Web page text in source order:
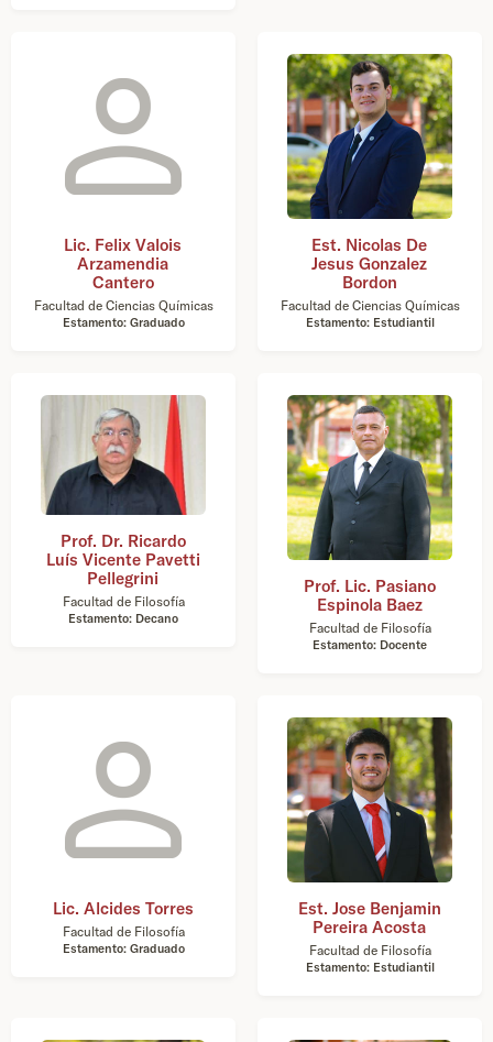
Lic. Felix Valois
Arzamendia
Cantero
Facultad de Ciencias Químicas
Estamento: Graduado
Est. Nicolas De
Jesus Gonzalez
Bordon
Facultad de Ciencias Químicas
Estamento: Estudiantil
Prof. Dr. Ricardo
Luís Vicente Pavetti
Pellegrini
Facultad de Filosofía
Estamento: Decano
Prof. Lic. Pasiano
Espinola Baez
Facultad de Filosofía
Estamento: Docente
Lic. Alcides Torres
Facultad de Filosofía
Estamento: Graduado
Est. Jose Benjamin
Pereira Acosta
Facultad de Filosofía
Estamento: Estudiantil